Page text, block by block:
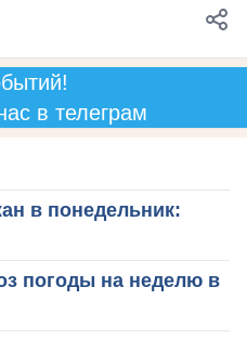
в телеграм
в понедельник:
погоды на неделю в